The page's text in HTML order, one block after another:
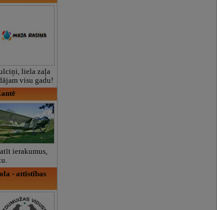
liela zaļa
visu gadu!
ierakumus,
- attīstības